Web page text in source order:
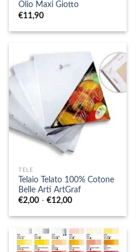
Olio Maxi Giotto
€11,90
TELE
Telaio Telato 100% Cotone
Belle Arti ArtGraf
€2,00 - €12,00Fascia
prezzo:
€2,00
a
€12,00